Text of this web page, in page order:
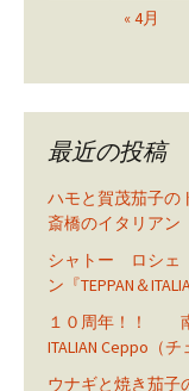
« 4月
最近の投稿
ハモと賀茂茄子
斎橋のイタリアン
シャトー ロシェ
ン『TEPPAN＆
１０周年！！ 南
ITALIAN Ceppo（チ
ウナギと焼き茄